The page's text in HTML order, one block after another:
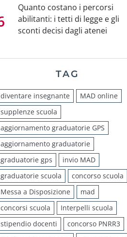
Quanto costano i percorsi
abilitanti: i tetti di legge e gli
sconti decisi dagli atenei
TAG
diventare insegnante
MAD online
supplenze scuola
aggiornamento graduatorie GPS
aggiornamento graduatorie
graduatorie gps
invio MAD
graduatorie scuola
concorso scuola
Messa a Disposizione
mad
concorsi scuola
Interpelli scuola
stipendio docenti
concorso PNRR3